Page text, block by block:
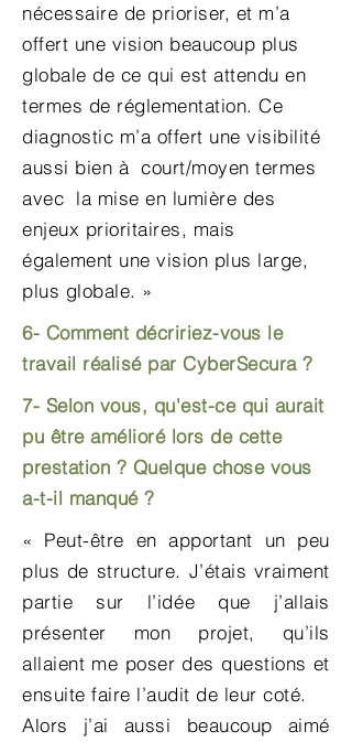
nécessaire de prioriser, et m’a
offert une vision beaucoup plus
globale de ce qui est attendu en
termes de réglementation. Ce
diagnostic m’a offert une visibilité
aussi bien à court/moyen termes
avec la mise en lumière des
enjeux prioritaires, mais
également une vision plus large,
plus globale. »
6- Comment décririez-vous le
travail réalisé par CyberSecura ?
7- Selon vous, qu'est-ce qui aurait
pu être amélioré lors de cette
prestation ? Quelque chose vous
a-t-il manqué ?
« Peut-être en apportant un peu
plus de structure. J’étais vraiment
partie sur l’idée que j’allais
présenter mon projet, qu’ils
allaient me poser des questions et
ensuite faire l’audit de leur coté.
Alors j’ai aussi beaucoup aimé